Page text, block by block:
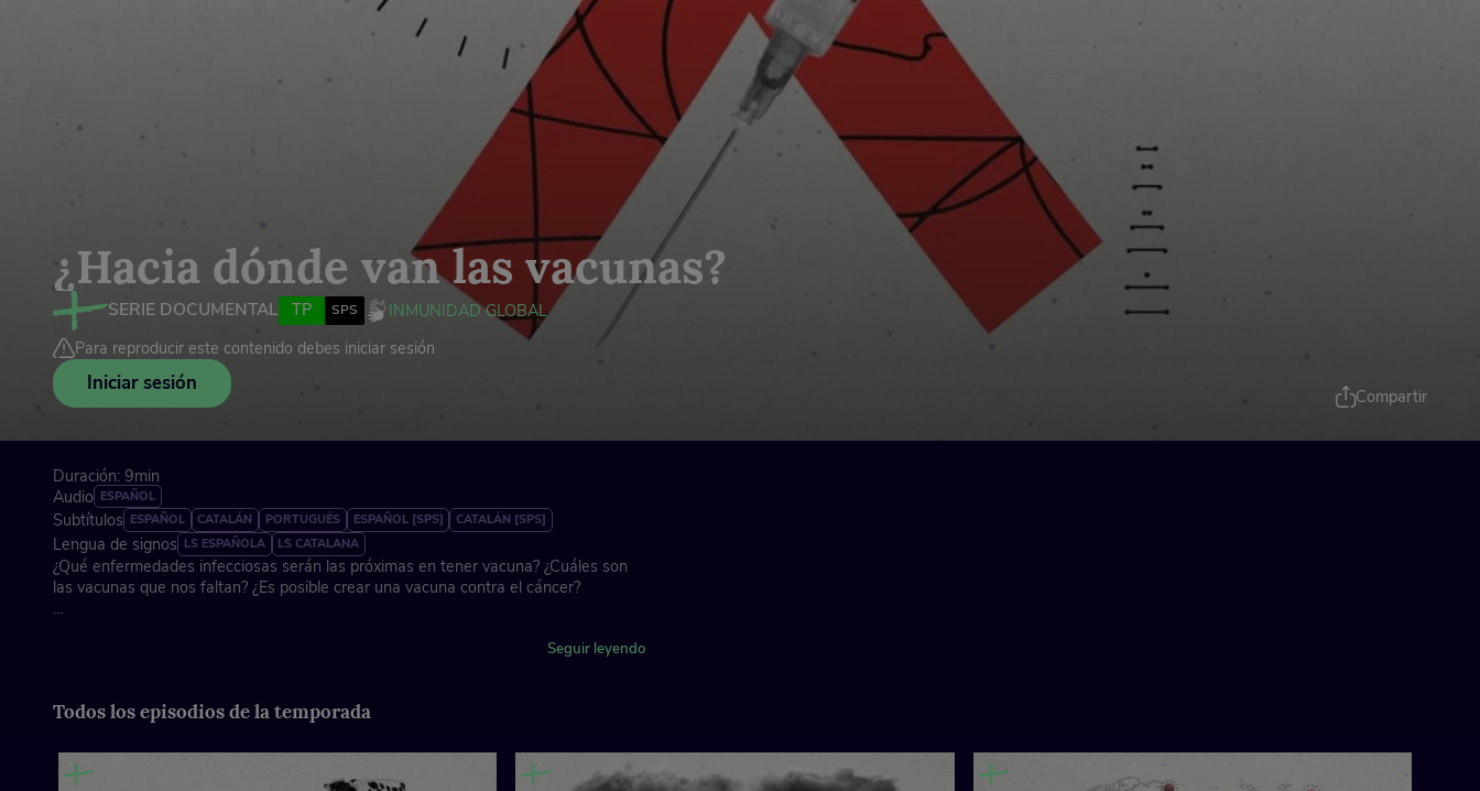
¿Hacia dónde van las vacunas?
SERIE DOCUMENTAL TP SPS
INMUNIDAD GLOBAL
Para reproducir este contenido debes iniciar sesión
Iniciar sesión
Compartir
Duración: 9min
Audio ESPAÑOL
Subtítulos ESPAÑOL CATALÁN PORTUGUÉS ESPAÑOL [SPS] CATALÁN [SPS]
Lengua de signos LS ESPAÑOLA LS CATALANA
¿Qué enfermedades infecciosas serán las próximas en tener vacuna? ¿Cuáles son
las vacunas que nos faltan? ¿Es posible crear una vacuna contra el cáncer?
Seguir leyendo
Todos los episodios de la temporada